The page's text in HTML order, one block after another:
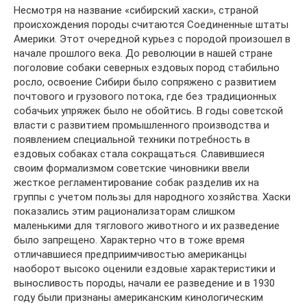
Несмотря на название «сибирский хаски», страной
происхождения породы считаются Соединенные штаты
Америки. Этот очередной курьез с породой произошел в
начале прошлого века. До революции в нашей стране
поголовие собаки северных ездовых пород стабильно
росло, освоение Сибири было сопряжено с развитием
почтового и грузового потока, где без традиционных
собачьих упряжек было не обойтись. В годы советской
власти с развитием промышленного производства и
появлением специальной техники потребность в
ездовых собаках стала сокращаться. Славившиеся
своим формализмом советские чиновники ввели
жесткое регламентирование собак разделив их на
группы с учетом пользы для народного хозяйства. Хаски
показались этим рационализаторам слишком
маленькими для тяглового животного и их разведение
было запрещено. Характерно что в тоже время
отличавшиеся предприимчивостью американцы
наоборот высоко оценили ездовые характеристики и
выносливость породы, начали ее разведение и в 1930
году были признаны американским кинологическим